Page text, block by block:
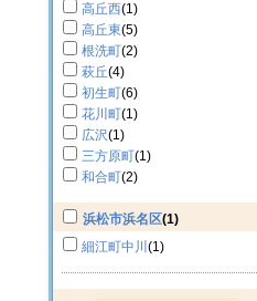
高丘西(1)
高丘東(5)
根洗町(2)
萩丘(4)
初生町(6)
花川町(1)
広沢(1)
三方原町(1)
和合町(2)
浜松市浜名区(1)
細江町中川 (1)